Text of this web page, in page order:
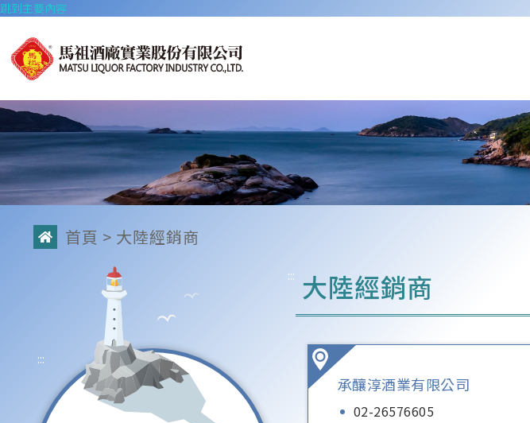
跳到主要內容
首頁 > 大陸經銷商
:::
::: 大陸經銷商
承釀淳酒業有限公司
02-26576605